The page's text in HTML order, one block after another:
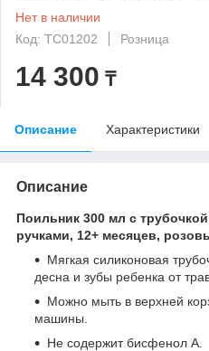
Нет в наличии
Код: TC01202
Розница
14 300 ₸
Описание Характеристики
Описание
Поильник 300 мл с
ручками, 12+ месяцев,
Мягкая силиконовая
десна и зубы ребенка от
Можно мыть в верхней
машины.
Не содержит бисфенол А.